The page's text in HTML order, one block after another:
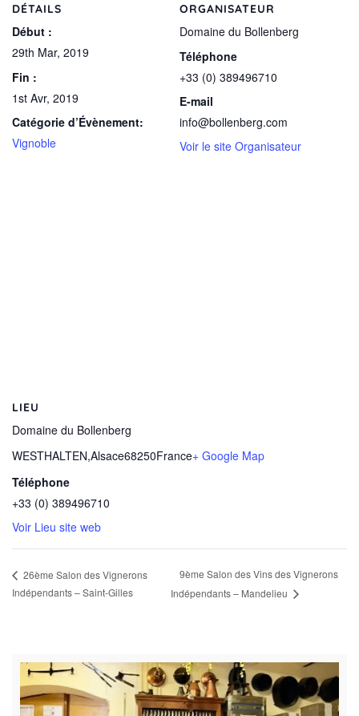
DÉTAILS
Début :
29th Mar, 2019
Fin :
1st Avr, 2019
Catégorie d’Évènement:
Vignoble
ORGANISATEUR
Domaine du Bollenberg
Téléphone
+33 (0) 389496710
E-mail
info@bollenberg.com
Voir le site Organisateur
LIEU
Domaine du Bollenberg
WESTHALTEN,Alsace68250France+ Google Map
Téléphone
+33 (0) 389496710
Voir Lieu site web
26ème Salon des Vignerons
Indépendants – Saint-Gilles
9ème Salon des Vins des Vignerons
Indépendants – Mandelieu